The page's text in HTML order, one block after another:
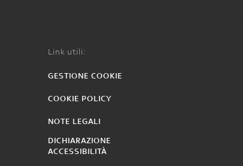
Link utili:
GESTIONE COOKIE
COOKIE POLICY
NOTE LEGALI
DICHIARAZIONE
ACCESSIBILITÀ